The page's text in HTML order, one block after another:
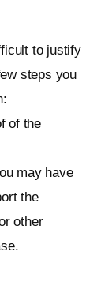
to justify
steps you
of the
may have
the
other